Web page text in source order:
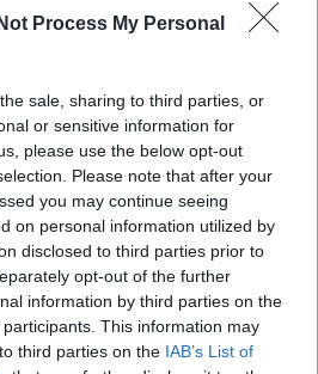
Process My Personal
sale, sharing to third parties, or
or sensitive information for
please use the below opt-out
Please note that after your
you may continue seeing
on personal information utilized by
disclosed to third parties prior to
opt-out of the further
information by third parties on the
participants. This information may
third parties on the IAB’s List of
bild)